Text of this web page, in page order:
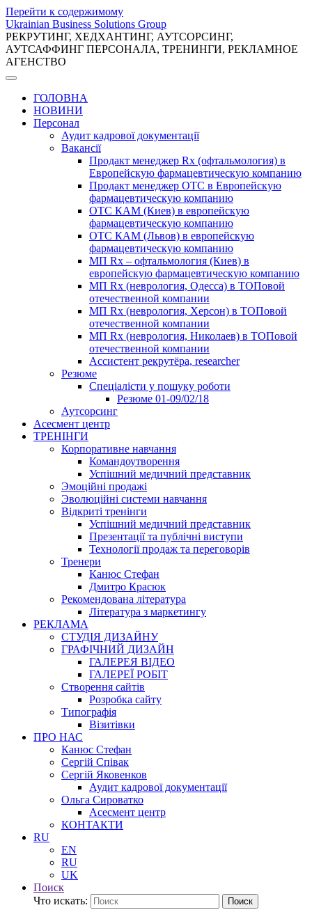
Перейти к содержимому
Ukrainian Business Solutions Group
РЕКРУТИНГ, ХЕДХАНТИНГ, АУТСОРСИНГ,
АУТСАФФИНГ ПЕРСОНАЛА, ТРЕНИНГИ, РЕКЛАМНОЕ
АГЕНСТВО
ГОЛОВНА
НОВИНИ
Персонал
Аудит кадрової документації
Вакансії
Продакт менеджер Rx (офтальмология) в
Европейскую фармацевтическую компанию
Продакт менеджер ОТС в Европейскую
фармацевтическую компанию
ОТС КАМ (Киев) в европейскую
фармацевтическую компанию
ОТС КАМ (Львов) в европейскую
фармацевтическую компанию
МП Rx – офтальмология (Киев) в
европейскую фармацевтическую компанию
МП Rx (неврология, Одесса) в ТОПовой
отечественной компании
МП Rx (неврология, Херсон) в ТОПовой
отечественной компании
МП Rx (неврология, Николаев) в ТОПовой
отечественной компании
Ассистент рекрутёра, researcher
Резюме
Cпеціалісти у пошуку роботи
Резюме 01-09/02/18
Аутсорсинг
Асесмент центр
ТРЕНІНГИ
Корпоративне навчання
Командоутворення
Успішний медичний представник
Эмоційні продажі
Эволюційні системи навчання
Відкриті тренінги
Успішний медичний представник
Презентації та публічні виступи
Технології продаж та переговорів
Тренери
Канюс Стефан
Дмитро Красюк
Рекомендована література
Література з маркетингу
РЕКЛАМА
СТУДІЯ ДИЗАЙНУ
ГРАФІЧНИЙ ДИЗАЙН
ГАЛЕРЕЯ ВІДЕО
ГАЛЕРЕЇ РОБІТ
Створення сайтів
Розробка сайту
Типографія
Візитівки
ПРО НАС
Канюс Стефан
Сергій Співак
Сергій Яковенков
Аудит кадрової документації
Ольга Сироватко
Асесмент центр
КОНТАКТИ
RU
EN
RU
UK
Поиск
Что искать:
Поиск